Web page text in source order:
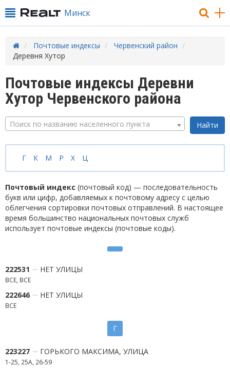
Минск
Почтовые индексы
Червенский район
Деревня Хутор
Почтовые индексы Деревни
Хутор Червенского района
Поиск по названию населенного пункта
Г К М Р Х Ц
Почтовый индекс (почтовый код) — последовательность
букв или цифр, добавляемых к почтовому адресу с целью
облегчения сортировки почтовых отправлений. В настоящее
время большинство национальных почтовых служб
использует почтовые индексы (почтовые коды).
222531 НЕТ УЛИЦЫ
ВСЕ, ВСЕ
222646 НЕТ УЛИЦЫ
ВСЕ
Г
223227 ГОРЬКОГО МАКСИМА, УЛИЦА
1-25, 25А, 26-59